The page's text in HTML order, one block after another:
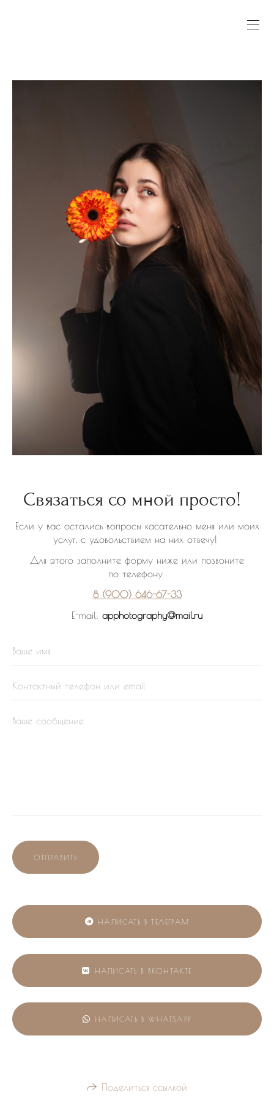
Связаться со мной просто!
Если у вас остались вопросы касательно меня или моих
услуг, с удовольствием на них отвечу!
Для этого заполните форму ниже или позвоните
по телефону
8 (900) 646-67-33
E-mail: apphotography@mail.ru
ОТПРАВИТЬ
НАПИСАТЬ В ТЕЛЕГРАМ
НАПИСАТЬ В ВКОНТАКТЕ
НАПИСАТЬ В WHATSAPP
Поделиться ссылкой